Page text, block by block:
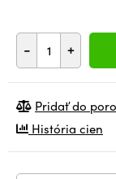
- +
Pridať do
História cien